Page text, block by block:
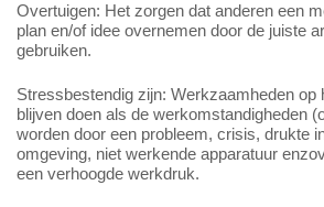
Overtuigen: Het zorgen dat anderen een
plan en/of idee overnemen door de juiste
gebruiken.
Stressbestendig zijn: Werkzaamheden op
blijven doen als de werkomstandigheden
worden door een probleem, crisis, drukte
omgeving, niet werkende apparatuur
een verhoogde werkdruk.